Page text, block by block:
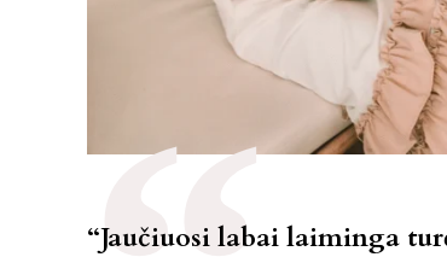
“Jaučiuosi labai laiminga